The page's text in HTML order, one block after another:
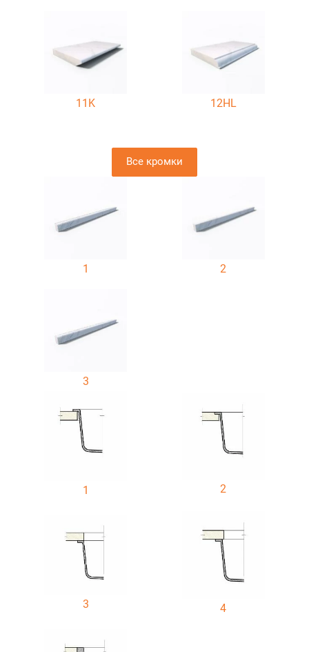
11K 12HL
Все кромки
1 2
3
1 2
3 4